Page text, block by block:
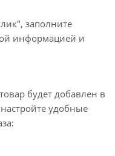
заполните
информацией и
будет добавлен в
удобные